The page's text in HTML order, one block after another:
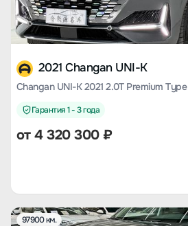
2021 Changan UNI-K
Changan UNI-K 2021 2.0T Premium Type
Гарантия 1 - 3 года
от4 320 300₽
97900 км.